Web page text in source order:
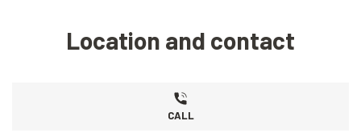
Location and contact
CALL